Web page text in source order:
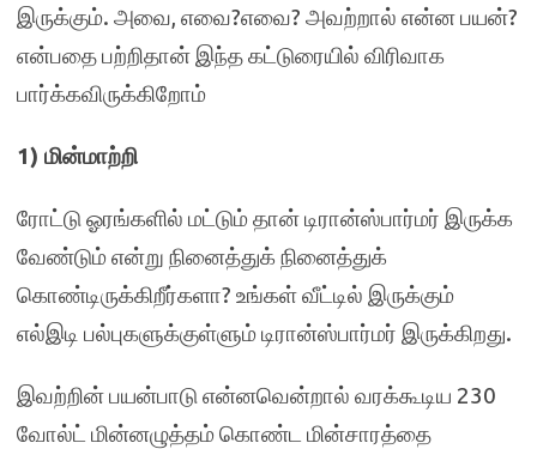
இருக்கும். அவை, எவை?எவை? அவற்றால் என்ன பயன்?
என்பதை பற்றிதான் இந்த கட்டுரையில் விரிவாக
பார்க்கவிருக்கிறோம்
1) மின்மாற்றி
ரோட்டு ஓரங்களில் மட்டும் தான் டிரான்ஸ்பார்மர் இருக்க
வேண்டும் என்று நினைத்துக் நினைத்துக்
கொண்டிருக்கிறீர்களா? உங்கள் வீட்டில் இருக்கும்
எல்இடி பல்புகளுக்குள்ளும் டிரான்ஸ்பார்மர் இருக்கிறது.
இவற்றின் பயன்பாடு என்னவென்றால் வரக்கூடிய 230
வோல்ட் மின்னழுத்தம் கொண்ட மின்சாரத்தை